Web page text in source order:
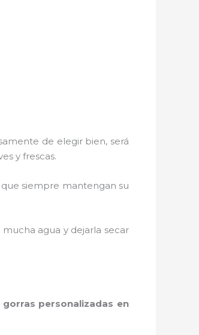
de elegir bien, será
y frescas.
siempre mantengan su
agua y dejarla secar
gorras personalizadas en